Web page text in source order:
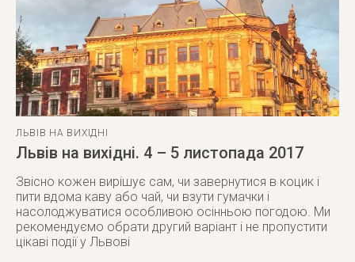
ЛЬВІВ НА ВИХІДНІ
Львів на вихідні. 4 – 5 листопада 2017
Звісно кожен вирішує сам, чи завернутися в коцик і
пити вдома каву або чай, чи взути гумачки і
насолоджуватися особливою осінньою погодою. Ми
рекомендуємо обрати другий варіант і не пропустити
цікаві події у Львові